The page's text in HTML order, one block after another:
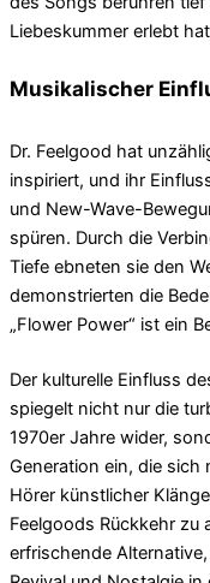
Liebeskummer erlebt
Musikalischer
Dr. Feelgood hat
inspiriert, und ihr
und New-Wave-
spüren. Durch die
Tiefe ebneten sie den
demonstrierten die
„Flower Power“ ist ein
Der kulturelle Einfluss
spiegelt nicht nur die
1970er Jahre wider,
Generation ein, die sich
Hörer künstlicher
Feelgoods Rückkehr zu
erfrischende